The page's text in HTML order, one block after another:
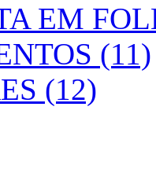
EM
(11)
(12)